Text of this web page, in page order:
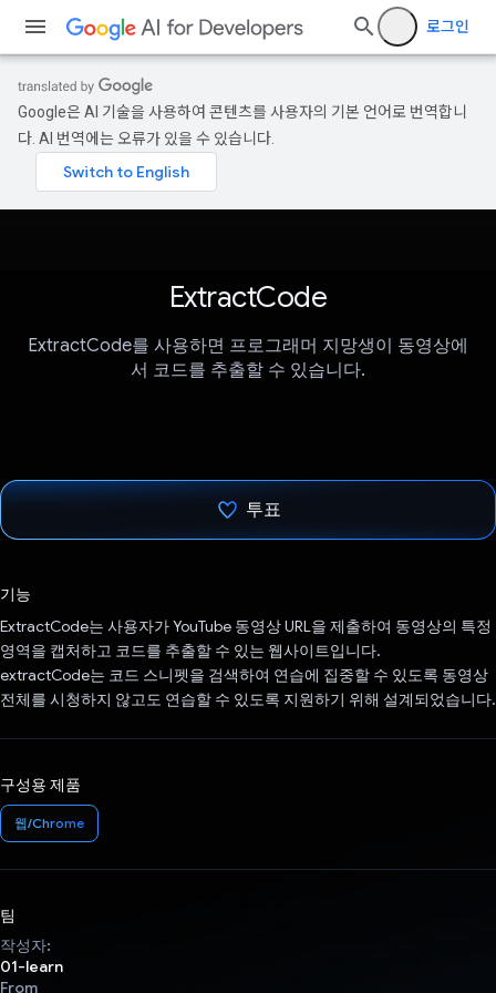
로그인
Google은 AI 기술을 사용하여 콘텐츠를 사용자의 기본 언어로 번역합니
다. AI 번역에는 오류가 있을 수 있습니다.
ExtractCode
ExtractCode를 사용하면 프로그래머 지망생이 동영상에
서 코드를 추출할 수 있습니다.
투표
기능
ExtractCode는 사용자가 YouTube 동영상 URL을 제출하여 동영상의 특정
영역을 캡처하고 코드를 추출할 수 있는 웹사이트입니다.
extractCode는 코드 스니펫을 검색하여 연습에 집중할 수 있도록 동영상
전체를 시청하지 않고도 연습할 수 있도록 지원하기 위해 설계되었습니다.
구성용 제품
웹/Chrome
팀
작성자:
01-learn
From